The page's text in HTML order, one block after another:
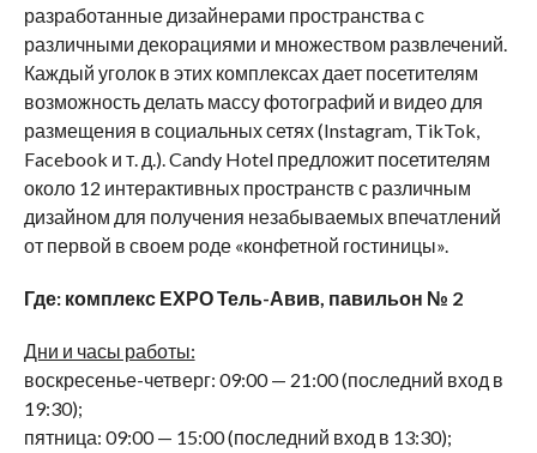
разработанные дизайнерами пространства с
различными декорациями и множеством развлечений.
Каждый уголок в этих комплексах дает посетителям
возможность делать массу фотографий и видео для
размещения в социальных сетях (Instagram, TikTok,
Facebook и т. д.). Candy Hotel предложит посетителям
около 12 интерактивных пространств с различным
дизайном для получения незабываемых впечатлений
от первой в своем роде «конфетной гостиницы».
Где: комплекс ЕХРО Тель-Авив, павильон № 2
Дни и часы работы:
воскресенье-четверг: 09:00 — 21:00 (последний вход в
19:30);
пятница: 09:00 — 15:00 (последний вход в 13:30);